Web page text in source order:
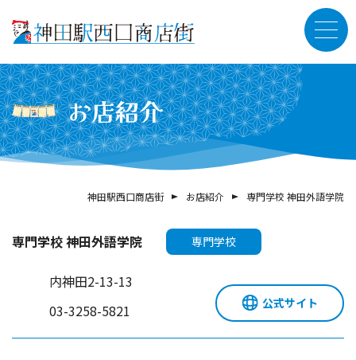
お店紹介
神田駅西口商店街 お店紹介 専門学校 神田外語学院
専門学校 神田外語学院 専門学校
内神田2-13-13
03-3258-5821
公式サイト